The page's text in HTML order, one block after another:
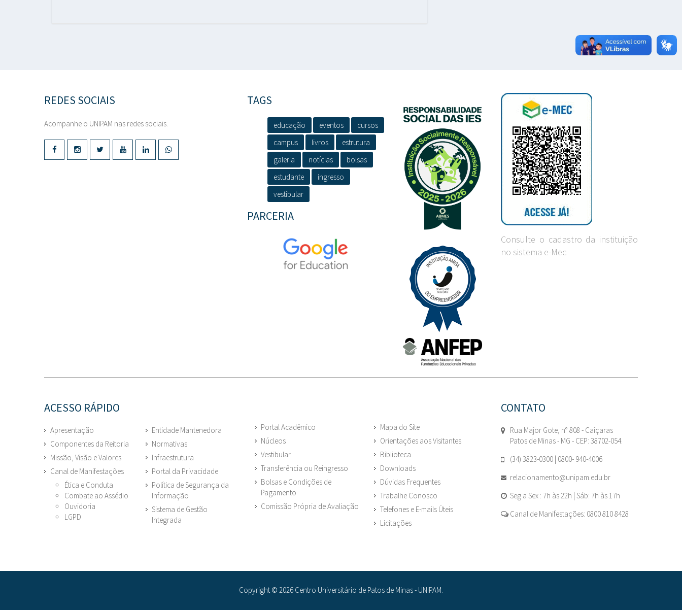
REDES SOCIAIS
Acompanhe o UNIPAM nas redes sociais.
TAGS
educação eventos
cursos
campus
livros
estrutura
galeria
notícias
bolsas
estudante
ingresso
vestibular
PARCERIA
Consulte o cadastro da instituição
no sistema e-Mec
ACESSO RÁPIDO
Apresentação
Componentes da Reitoria
Missão, Visão e Valores
Canal de Manifestações
Ética e Conduta
Combate ao Assédio
Ouvidoria
LGPD
Entidade Mantenedora
Normativas
Infraestrutura
Portal da Privacidade
Política de Segurança da
Informação
Sistema de Gestão
Integrada
Portal Acadêmico
Núcleos
Vestibular
Transferência ou Reingresso
Bolsas e Condições de
Pagamento
Comissão Própria de Avaliação
Mapa do Site
Orientações aos Visitantes
Biblioteca
Downloads
Dúvidas Frequentes
Trabalhe Conosco
Telefones e E-mails Úteis
Licitações
CONTATO
Rua Major Gote, n° 808 - Caiçaras
Patos de Minas - MG - CEP: 38702-054.
(34) 3823-0300 | 0800- 940-4006
relacionamento@unipam.edu.br
Seg a Sex : 7h às 22h | Sáb: 7h às 17h
Canal de Manifestações: 0800 810 8428
Copyright © 2026 Centro Universitário de Patos de Minas - UNIPAM.